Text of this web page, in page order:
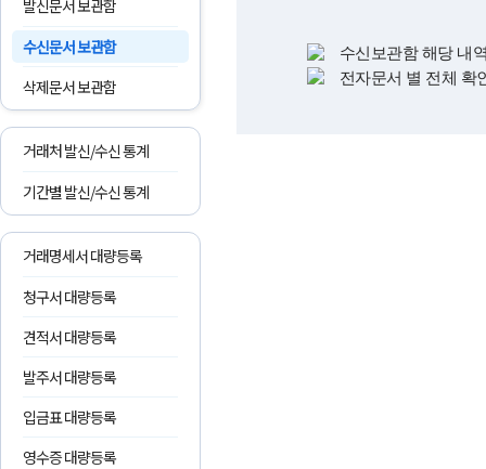
발신문서 보관함
수신문서 보관함
삭제문서 보관함
거래처 발신/수신 통계
기간별 발신/수신 통계
거래명세서 대량등록
청구서 대량등록
견적서 대량등록
발주서 대량등록
입금표 대량등록
영수증 대량등록
수신보관함 해당 내
전자문서 별 전체 확